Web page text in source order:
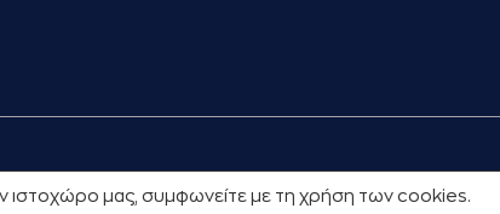
ιστοχώρο μας, συμφωνείτε με τη χρήση των cookies.